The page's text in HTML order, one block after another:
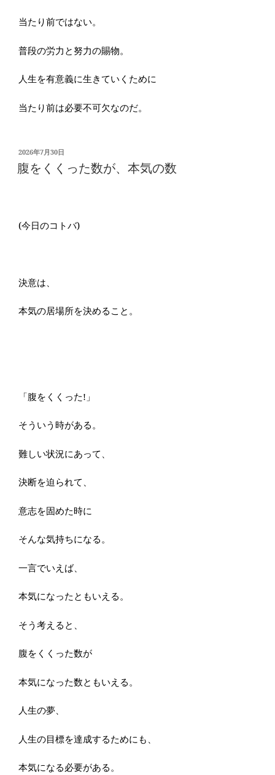
当たり前ではない。
普段の労力と努力の賜物。
人生を有意義に生きていくために
当たり前は必要不可欠なのだ。
投
稿
日:
2026年7月30日
腹をくくった数が、本気の数
(今日のコトバ)
決意は、
本気の居場所を決めること。
「腹をくくった!」
そういう時がある。
難しい状況にあって、
決断を迫られて、
意志を固めた時に
そんな気持ちになる。
一言でいえば、
本気になったともいえる。
そう考えると、
腹をくくった数が
本気になった数ともいえる。
人生の夢、
人生の目標を達成するためにも、
本気になる必要がある。